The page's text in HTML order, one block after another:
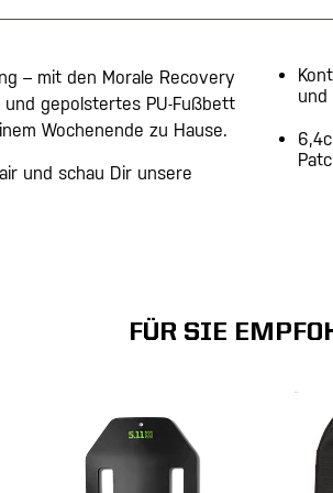
– mit den Morale Recovery
gepolstertes PU-Fußbett
Wochenende zu Hause.
und schau Dir unsere
und
FÜR SIE